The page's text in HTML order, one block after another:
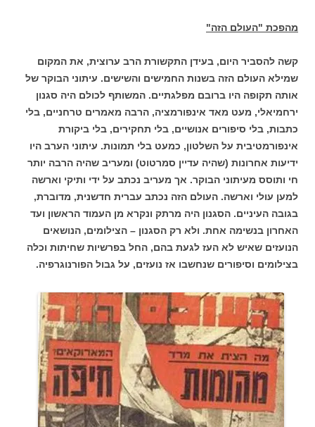
מהפכת "העולם הזה"
קשה להסביר היום, בעידן התקשורת הרב ערוצית, את המקום
שמילא העולם הזה בשנות החמישים והשישים. עיתוני הבוקר של
אותה תקופה היו ברובם מפלגתיים. המשותף לכולם היה סגנון
ירחמיאלי, מעט מאד אינפורמציה, הרבה מאמרים טרחניים, בלי
כתבות, בלי סיפורים אנושיים, בלי תחקירים, בלי ביקורת
אינפורמטיבית על השלטון, כמעט בלי תמונות. עיתוני הערב היו
ידיעות אחרונות (שהיה עדיין סמרטוט) ומעריב שהיה הרבה יותר
חי ותוסס מעיתוני הבוקר. אך מעריב נכתב על ידי ותיקי וארשה
למען עולי וארשה. העולם הזה נכתב עברית חדשנית, מדוברת,
בגובה העיניים. הסגנון היה מרתק ונקרא מן העמוד הראשון ועד
האחרון בנשימה אחת. ולא רק הסגנון – הצילומים, הנושאים
הנועזים שאיש לא העז לגעת בהם, החל בפרשיות שחיתות וכלה
בצילומים וסיפורים שנחשבו אז נועזים, על גבול הפורנוגרפיה.